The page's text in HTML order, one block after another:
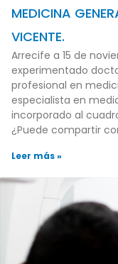
MEDICINA
VICENTE.
Arrecife a 15 de
experimentado
profesional en
especialista en
incorporado al
¿Puede compartir
Leer más »